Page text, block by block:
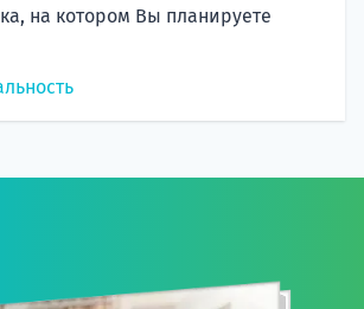
на котором Вы планируете